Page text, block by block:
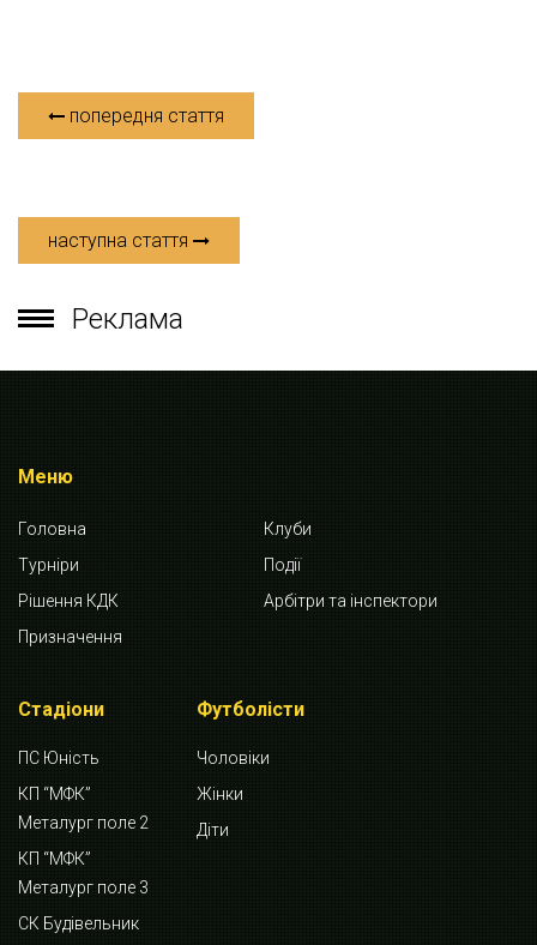
попередня стаття
наступна стаття
Реклама
Меню
Головна
Клуби
Турніри
Події
Рішення КДК
Арбітри та інспектори
Призначення
Стадіони
ПС Юність
КП “МФК”
Металург поле 2
КП “МФК”
Металург поле 3
СК Будівельник
Футболісти
Чоловіки
Жінки
Діти